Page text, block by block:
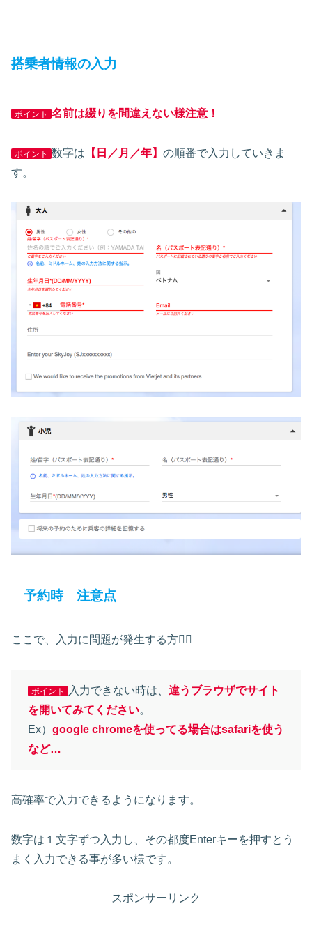
搭乗者情報の入力
ポイント 名前は綴りを間違えない様注意！
ポイント 数字は 【日／月／年】 の順番で入力していきま
す。
予約時 注意点
ここで、入力に問題が発生する方🙋‍♀️
ポイント 入力できない時は、 違うブラウザでサイト
を開いてみてください。
Ex） google chromeを使ってる場合はsafariを使う
など…
高確率で入力できるようになります。
数字は１文字ずつ入力し、その都度Enterキーを押すとう
まく入力できる事が多い様です。
スポンサーリンク